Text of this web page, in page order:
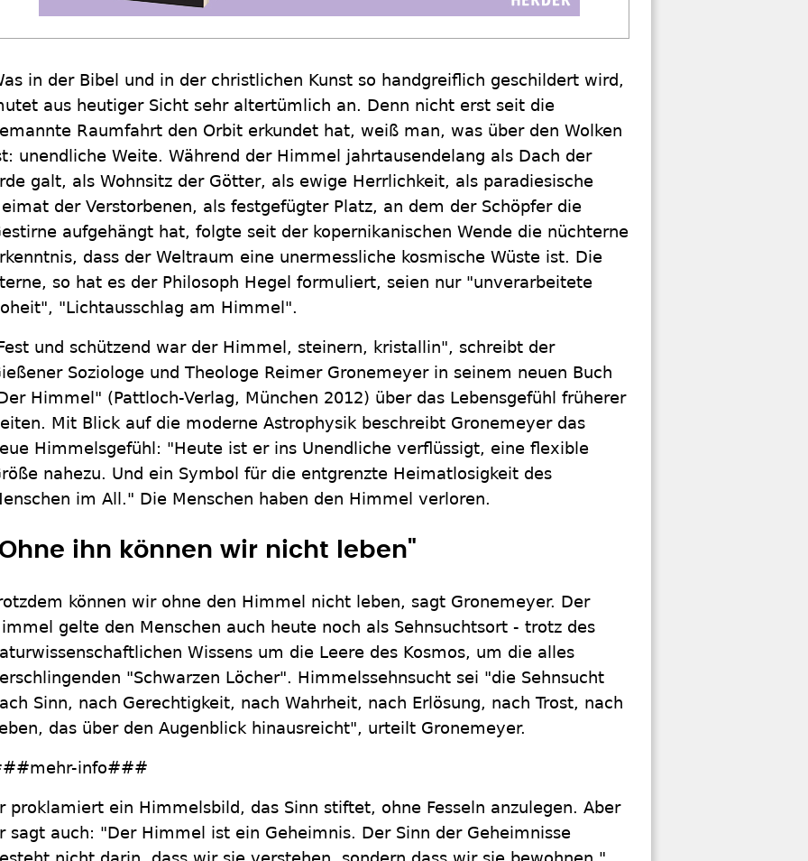
in der Bibel und in der christlichen Kunst so handgreiflich geschildert wird,
aus heutiger Sicht sehr altertümlich an. Denn nicht erst seit die
Raumfahrt den Orbit erkundet hat, weiß man, was über den Wolken
unendliche Weite. Während der Himmel jahrtausendelang als Dach der
galt, als Wohnsitz der Götter, als ewige Herrlichkeit, als paradiesische
der Verstorbenen, als festgefügter Platz, an dem der Schöpfer die
aufgehängt hat, folgte seit der kopernikanischen Wende die nüchterne
dass der Weltraum eine unermessliche kosmische Wüste ist. Die
so hat es der Philosoph Hegel formuliert, seien nur "unverarbeitete
"Lichtausschlag am Himmel".
und schützend war der Himmel, steinern, kristallin", schreibt der
Soziologe und Theologe Reimer Gronemeyer in seinem neuen Buch
Himmel" (Pattloch-Verlag, München 2012) über das Lebensgefühl früherer
Mit Blick auf die moderne Astrophysik beschreibt Gronemeyer das
Himmelsgefühl: "Heute ist er ins Unendliche verflüssigt, eine flexible
nahezu. Und ein Symbol für die entgrenzte Heimatlosigkeit des
im All." Die Menschen haben den Himmel verloren.
ihn können wir nicht leben"
können wir ohne den Himmel nicht leben, sagt Gronemeyer. Der
gelte den Menschen auch heute noch als Sehnsuchtsort - trotz des
Wissens um die Leere des Kosmos, um die alles
"Schwarzen Löcher". Himmelssehnsucht sei "die Sehnsucht
Sinn, nach Gerechtigkeit, nach Wahrheit, nach Erlösung, nach Trost, nach
das über den Augenblick hinausreicht", urteilt Gronemeyer.
info###
proklamiert ein Himmelsbild, das Sinn stiftet, ohne Fesseln anzulegen. Aber
sagt auch: "Der Himmel ist ein Geheimnis. Der Sinn der Geheimnisse